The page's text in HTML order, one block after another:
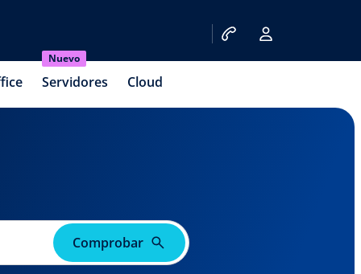
Nuevo
Servidores Cloud
Comprobar